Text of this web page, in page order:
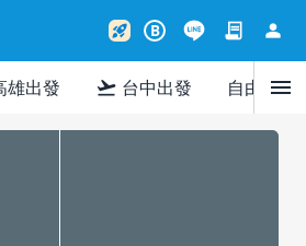
rocket_launch B contract person
雄出發 flight_takeoff 台中出發 自由行menu